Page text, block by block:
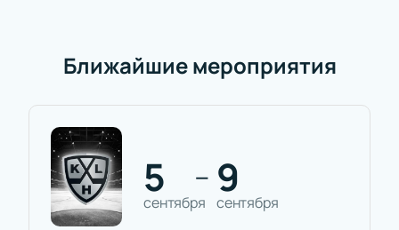
Ближайшие мероприятия
5
сентября
— 9
сентября